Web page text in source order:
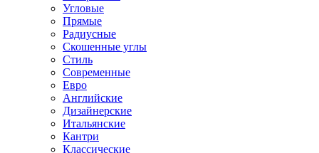
Угловые
Прямые
Радиусные
Скошенные углы
Стиль
Современные
Евро
Английские
Дизайнерские
Итальянские
Кантри
Классические